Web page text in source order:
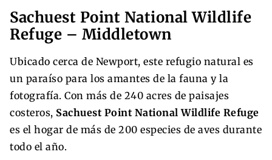
Sachuest Point National Wildlife
Refuge – Middletown
Ubicado cerca de Newport, este refugio natural es
un paraíso para los amantes de la fauna y la
fotografía. Con más de 240 acres de paisajes
costeros, Sachuest Point National Wildlife Refuge
es el hogar de más de 200 especies de aves durante
todo el año.